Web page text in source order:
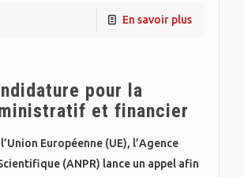
En savoir plus
pour la
et financier
Européenne (UE), l’Agence
(ANPR) lance un appel afin